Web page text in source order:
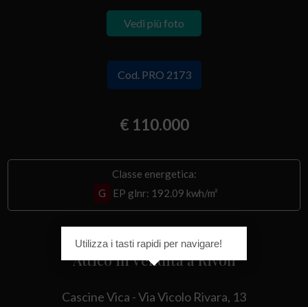
Vedi più foto
Cod. PRO 2173
€ 110.000
Classe energetica:
G
EP glnr: 192.09 kwh/m²
Attico in Vendita a Rivoli
Cascine Vica - Via Vicolo Rivara, 13
Utilizza i tasti rapidi per navigare!